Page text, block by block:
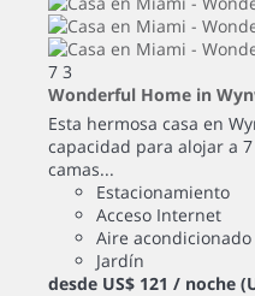
7 3
Wonderful Home in
Esta hermosa casa en
capacidad para alojar a
camas...
Estacionamiento
Acceso Internet
Aire acondicionado
Jardín
desde US$ 121 / noche